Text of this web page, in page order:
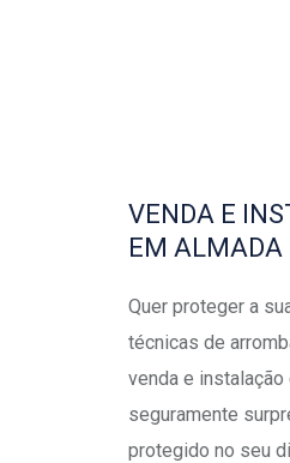
VENDA E
EM ALMADA
Quer proteger a
técnicas de
venda e
seguramente
protegido no seu